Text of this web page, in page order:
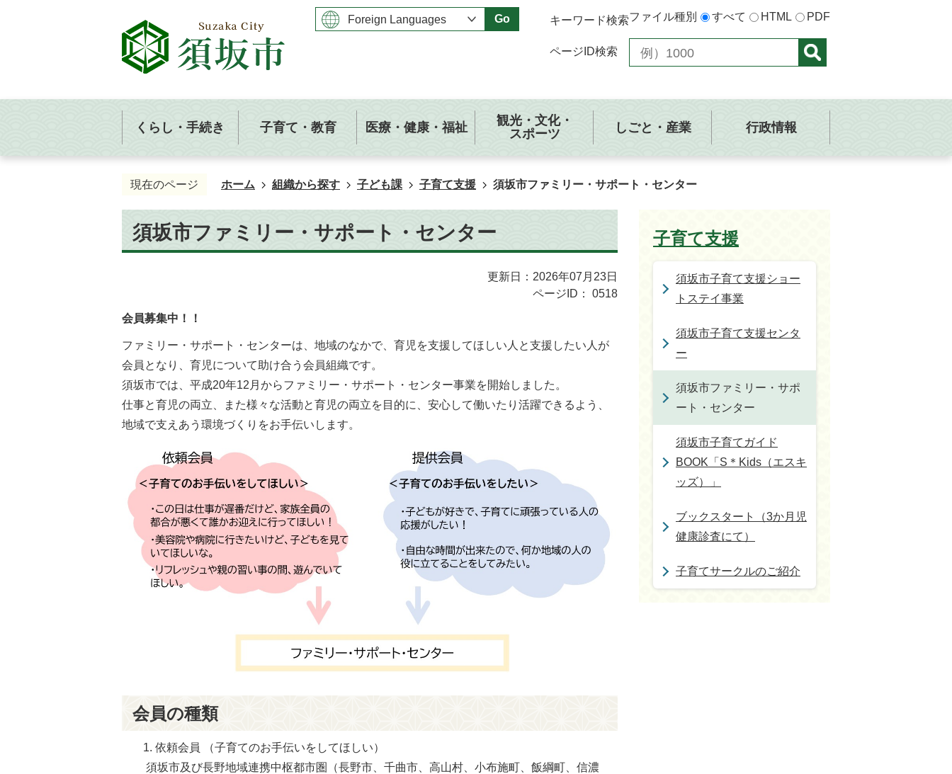
Go キーワード検索ファイル種別 すべて HTML PDF
ページID検索
くらし・手続き 子育て・教育 医療・健康・福祉
観光・文化・
スポーツ
しごと・産業 行政情報
現在のページ ホーム 組織から探す 子ども課 子育て支援 須坂市ファミリー・サポート・センター
須坂市ファミリー・サポート・センター
更新日：2026年07月23日
ページID：
0518
会員募集中！！
ファミリー・サポート・センターは、地域のなかで、育児を支援してほしい人と支援したい人が
会員となり、育児について助け合う会員組織です。
須坂市では、平成20年12月からファミリー・サポート・センター事業を開始しました。
仕事と育児の両立、また様々な活動と育児の両立を目的に、安心して働いたり活躍できるよう、
地域で支えあう環境づくりをお手伝いします。
会員の種類
依頼会員 （子育てのお手伝いをしてほしい）
須坂市及び長野地域連携中枢都市圏（長野市、千曲市、高山村、小布施町、飯綱町、信濃
子育て支援
須坂市子育て支援ショー
トステイ事業
須坂市子育て支援センタ
ー
須坂市ファミリー・サポ
ート・センター
須坂市子育てガイド
BOOK「S＊Kids（エスキ
ッズ）」
ブックスタート（3か月児
健康診査にて）
子育てサークルのご紹介